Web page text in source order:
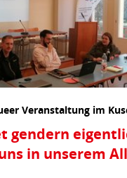
Veranstaltung im
gendern
in unserem